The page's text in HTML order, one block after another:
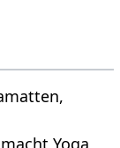
Yoga